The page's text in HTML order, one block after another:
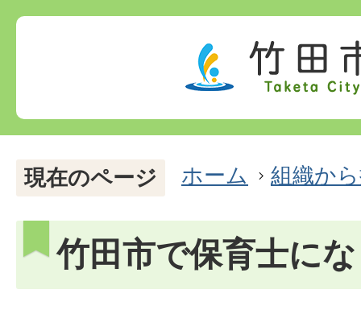
現在のページ ホーム 組織か
竹田市で保育士に